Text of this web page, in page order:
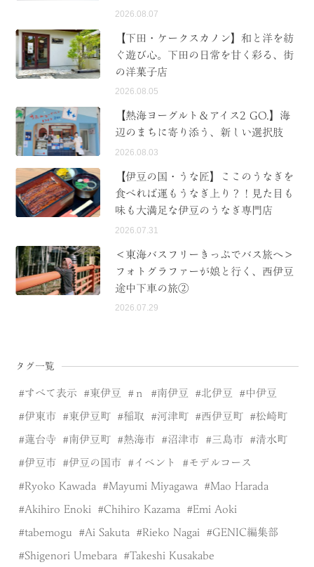
2026.08.07
【下田・ケークスカノン】和と洋を紡
ぐ遊び心。下田の日常を甘く彩る、街
の洋菓子店
2026.08.05
【熱海ヨーグルト＆アイス2 GO.】海
辺のまちに寄り添う、新しい選択肢
2026.08.03
【伊豆の国・うな匠】ここのうなぎを
食べれば運もうなぎ上り？！見た目も
味も大満足な伊豆のうなぎ専門店
2026.07.31
＜東海バスフリーきっぷでバス旅へ＞
フォトグラファーが娘と行く、西伊豆
途中下車の旅②
2026.07.29
タグ一覧
すべて表示 東伊豆 ｎ 南伊豆 北伊豆 中伊豆
伊東市 東伊豆町 稲取 河津町 西伊豆町 松崎町
蓮台寺 南伊豆町 熱海市 沼津市 三島市 清水町
伊豆市 伊豆の国市 イベント モデルコース
Ryoko Kawada Mayumi Miyagawa Mao Harada
Akihiro Enoki Chihiro Kazama Emi Aoki
tabemogu Ai Sakuta Rieko Nagai GENIC編集部
Shigenori Umebara Takeshi Kusakabe